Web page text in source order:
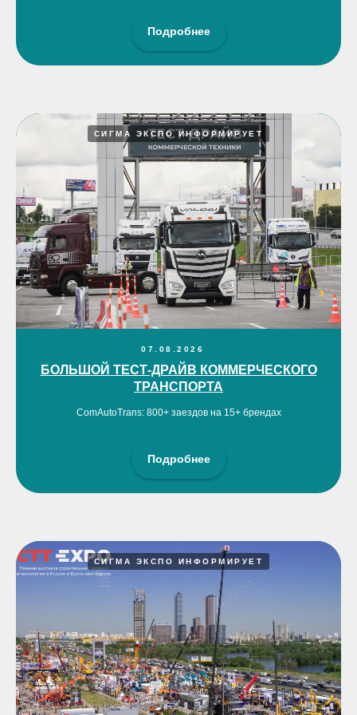
Подробнее
СИГМА ЭКСПО ИНФОРМИРУЕТ
07.08.2026
БОЛЬШОЙ ТЕСТ-ДРАЙВ КОММЕРЧЕСКОГО
ТРАНСПОРТА
ComAutoTrans: 800+ заездов на 15+ брендах
Подробнее
СИГМА ЭКСПО ИНФОРМИРУЕТ